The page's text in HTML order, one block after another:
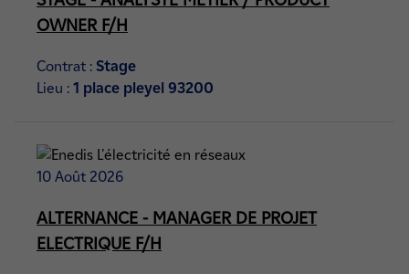
OWNER F/H
Contrat : Stage
Lieu : 1 place pleyel 93200
10 Août 2026
ALTERNANCE - MANAGER DE PROJET
ELECTRIQUE F/H